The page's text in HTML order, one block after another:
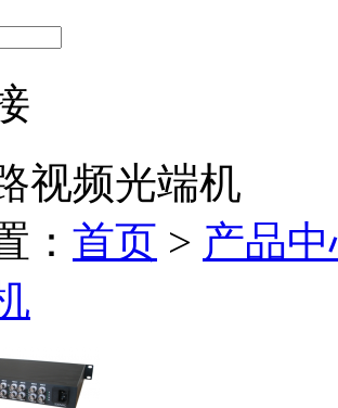
视频光端机
： 首页 > 产品